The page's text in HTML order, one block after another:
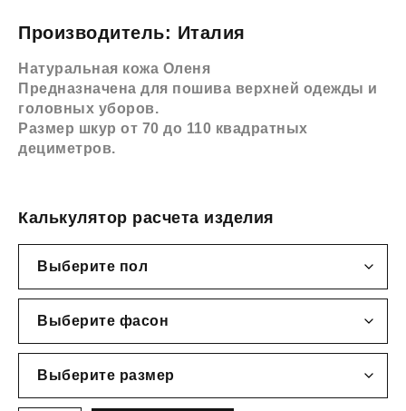
Производитель: Италия
Натуральная кожа Оленя
Предназначена для пошива верхней одежды и
головных уборов.
Размер шкур от 70 до 110 квадратных
дециметров.
Калькулятор расчета изделия